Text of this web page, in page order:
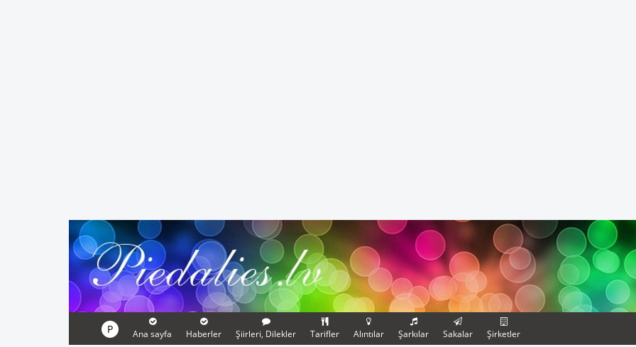
P Ana sayfa Haberler Şiirleri, Dilekler Tarifler Alıntılar Şarkılar Sakalar Şirketler